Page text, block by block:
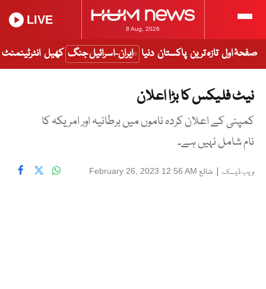
8 Aug, 2026
LIVE
صفحۂ اول تازہ ترین پاکستان دنیا ایران-اسرائیل جنگ کھیل انٹرٹینمنٹ
نیٹ فلیکس کا بڑا اعلان
کمپنی کے اعلان کردہ ناموں میں برطانیہ اور امریکہ کا
نام شامل نہیں ہے۔
ویب ڈیسک | شائع February 26, 2023 12:56 AM